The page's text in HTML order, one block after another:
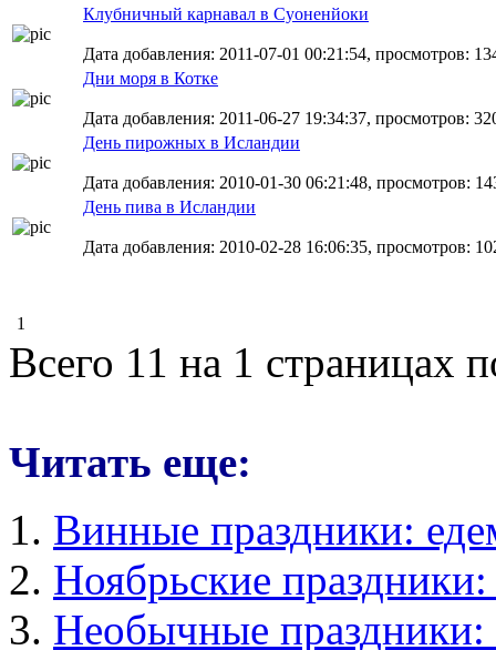
Клубничный карнавал в Суоненйоки
Дата добавления: 2011-07-01 00:21:54, просмотров:
Дни моря в Котке
Дата добавления: 2011-06-27 19:34:37, просмотров:
День пирожных в Исландии
Дата добавления: 2010-01-30 06:21:48, просмотров:
День пива в Исландии
Дата добавления: 2010-02-28 16:06:35, просмотров:
1
Всего 11 на 1 страницах
Читать еще:
Винные праздники:
Ноябрьские
Необычные праздники: